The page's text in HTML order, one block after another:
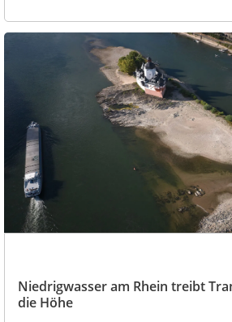
Niedrigwasser am Rhein treibt
die Höhe